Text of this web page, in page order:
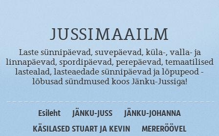
JUSSIMAAILM
Laste sünnipäevad, suvepäevad, küla-, valla- ja
linnapäevad, spordipäevad, perepäevad, temaatilised
lastealad, lasteaedade sünnipäevad ja lõpupeod -
lõbusad sündmused koos Jänku-Jussiga!
Esileht JÄNKU-JUSS
JÄNKU-JOHANNA
KÄSILASED STUART JA KEVIN
MERERÖÖVEL